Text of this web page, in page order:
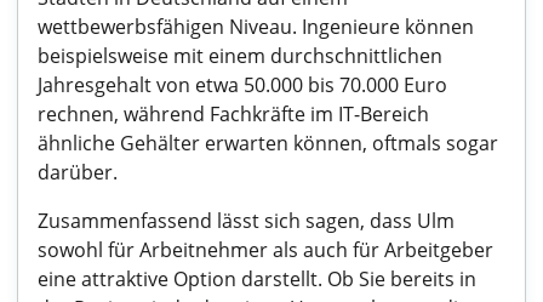
wettbewerbsfähigen Niveau. Ingenieure können
beispielsweise mit einem durchschnittlichen
Jahresgehalt von etwa 50.000 bis 70.000 Euro
rechnen, während Fachkräfte im IT-Bereich
ähnliche Gehälter erwarten können, oftmals sogar
darüber.
Zusammenfassend lässt sich sagen, dass Ulm
sowohl für Arbeitnehmer als auch für Arbeitgeber
eine attraktive Option darstellt. Ob Sie bereits in